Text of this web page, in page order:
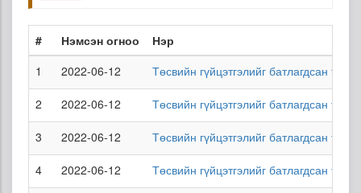
# Нэмсэн огноо
Нэр
1
2022-06-12 Төсвийн гүйцэтгэлийг батлагдсан
2 2022-06-12 Төсвийн гүйцэтгэлийг батлагдсан
3 2022-06-12 Төсвийн гүйцэтгэлийг батлагдсан
4 2022-06-12 Төсвийн гүйцэтгэлийг батлагдсан